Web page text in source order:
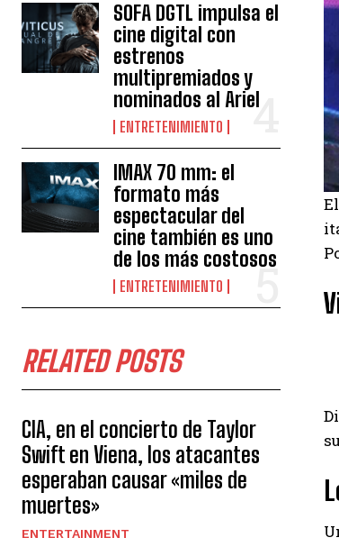
SOFA DGTL impulsa el
cine digital con
estrenos
multipremiados y
nominados al Ariel
ENTRETENIMIENTO
IMAX 70 mm: el
formato más
espectacular del
cine también es uno
de los más costosos
ENTRETENIMIENTO
RELATED POSTS
CIA, en el concierto de Taylor
Swift en Viena, los atacantes
esperaban causar «miles de
muertes»
ENTERTAINMENT